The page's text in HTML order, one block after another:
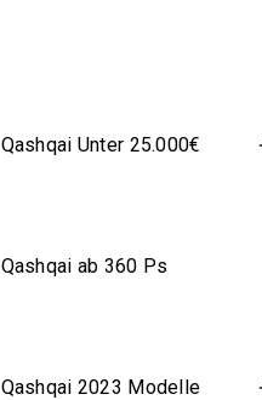
Unter 25.000€
ab 360 Ps
2023 Modelle